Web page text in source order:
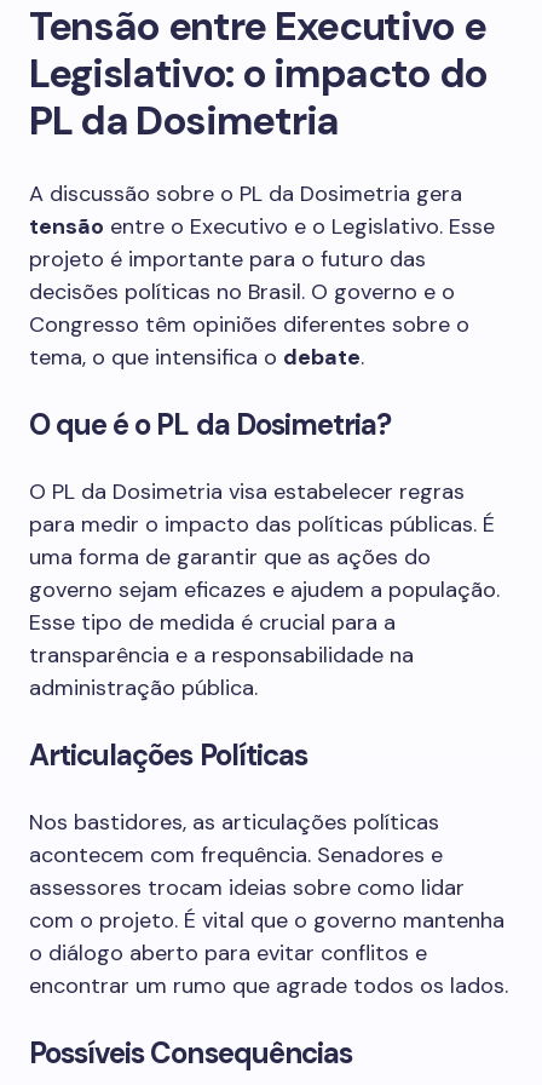
Tensão entre Executivo e
Legislativo: o impacto do
PL da Dosimetria
A discussão sobre o PL da Dosimetria gera
tensão entre o Executivo e o Legislativo. Esse
projeto é importante para o futuro das
decisões políticas no Brasil. O governo e o
Congresso têm opiniões diferentes sobre o
tema, o que intensifica o debate.
O que é o PL da Dosimetria?
O PL da Dosimetria visa estabelecer regras
para medir o impacto das políticas públicas. É
uma forma de garantir que as ações do
governo sejam eficazes e ajudem a população.
Esse tipo de medida é crucial para a
transparência e a responsabilidade na
administração pública.
Articulações Políticas
Nos bastidores, as articulações políticas
acontecem com frequência. Senadores e
assessores trocam ideias sobre como lidar
com o projeto. É vital que o governo mantenha
o diálogo aberto para evitar conflitos e
encontrar um rumo que agrade todos os lados.
Possíveis Consequências